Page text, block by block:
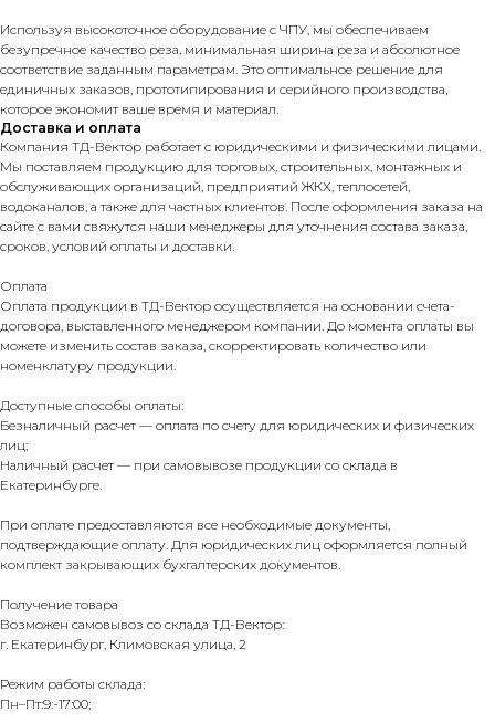
Используя высокоточное оборудование с ЧПУ, мы обеспечиваем
безупречное качество реза, минимальная ширина реза и абсолютное
соответствие заданным параметрам. Это оптимальное решение для
единичных заказов, прототипирования и серийного производства,
которое экономит ваше время и материал.
Доставка и оплата
Компания ТД-Вектор работает с юридическими и физическими лицами.
Мы поставляем продукцию для торговых, строительных, монтажных и
обслуживающих организаций, предприятий ЖКХ, теплосетей,
водоканалов, а также для частных клиентов. После оформления заказа на
сайте с вами свяжутся наши менеджеры для уточнения состава заказа,
сроков, условий оплаты и доставки.
Оплата
Оплата продукции в ТД-Вектор осуществляется на основании счета-
договора, выставленного менеджером компании. До момента оплаты вы
можете изменить состав заказа, скорректировать количество или
номенклатуру продукции.
Доступные способы оплаты:
Безналичный расчет — оплата по счету для юридических и физических
лиц;
Наличный расчет — при самовывозе продукции со склада в
Екатеринбурге.
При оплате предоставляются все необходимые документы,
подтверждающие оплату. Для юридических лиц оформляется полный
комплект закрывающих бухгалтерских документов.
Получение товара
Возможен самовывоз со склада ТД-Вектор:
г. Екатеринбург, Климовская улица, 2
Режим работы склада:
Пн–Пт:9:-17:00;